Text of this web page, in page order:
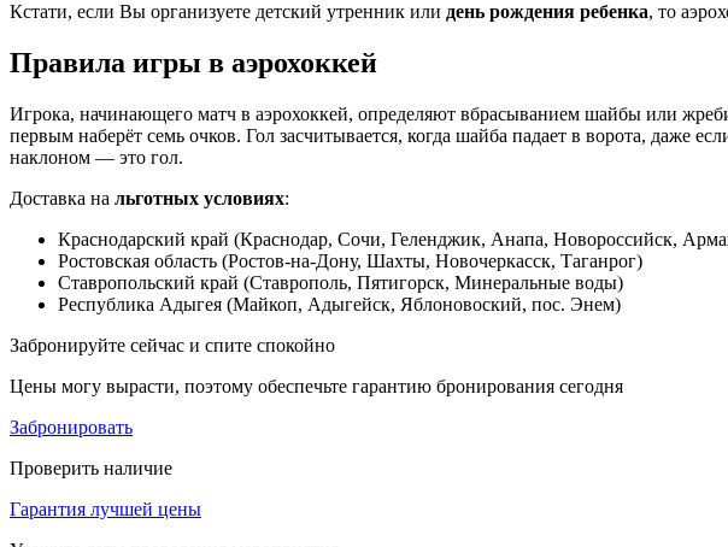
Кстати, если Вы организуете детский утренник или день рождения ребенка, то
Правила игры в аэрохоккей
Игрока, начинающего матч в аэрохоккей, определяют вбрасыванием шайбы или
первым наберёт семь очков. Гол засчитывается, когда шайба падает в ворота, даже
наклоном — это гол.
Доставка на льготных условиях:
Краснодарский край (Краснодар, Сочи, Геленджик, Анапа, Новороссийск,
Ростовская область (Ростов-на-Дону, Шахты, Новочеркасск, Таганрог)
Ставропольский край (Ставрополь, Пятигорск, Минеральные воды)
Республика Адыгея (Майкоп, Адыгейск, Яблоновоский, пос. Энем)
Забронируйте сейчас и спите спокойно
Цены могу вырасти, поэтому обеспечьте гарантию бронирования сегодня
Забронировать
Проверить наличие
Гарантия лучшей цены